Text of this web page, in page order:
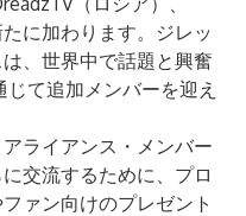
たに加わります。ジレッ
、世界中で話題と興奮
て追加メンバーを迎え
ライアンス・メンバー
交流するために、プロ
ァン向けのプレゼント